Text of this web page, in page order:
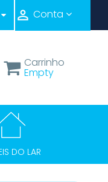
 Conta
Carrinho
Empty
DO LAR